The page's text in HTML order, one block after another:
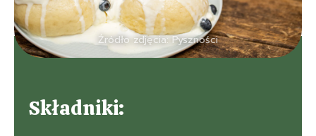
Źródło zdjęcia: Pyszności
Składniki: